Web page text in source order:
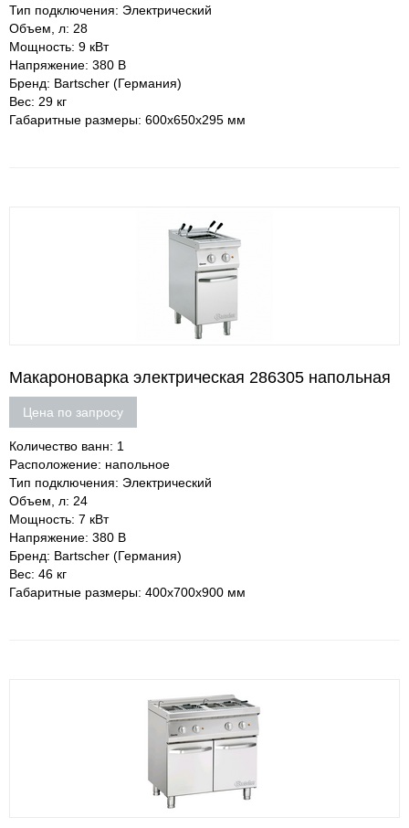
Тип подключения: Электрический
Объем, л: 28
Мощность: 9 кВт
Напряжение: 380 В
Бренд: Bartscher (Германия)
Вес: 29 кг
Габаритные размеры: 600х650х295 мм
Макароноварка электрическая 286305 напольная
Цена по запросу
Количество ванн: 1
Расположение: напольное
Тип подключения: Электрический
Объем, л: 24
Мощность: 7 кВт
Напряжение: 380 В
Бренд: Bartscher (Германия)
Вес: 46 кг
Габаритные размеры: 400х700х900 мм